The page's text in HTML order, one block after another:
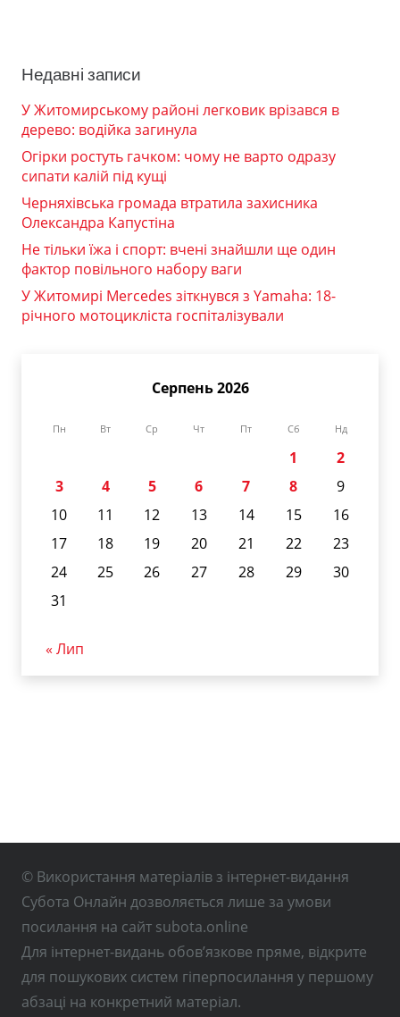
Недавні записи
У Житомирському районі легковик врізався в
дерево: водійка загинула
Огірки ростуть гачком: чому не варто одразу
сипати калій під кущі
Черняхівська громада втратила захисника
Олександра Капустіна
Не тільки їжа і спорт: вчені знайшли ще один
фактор повільного набору ваги
У Житомирі Mercedes зіткнувся з Yamaha: 18-
річного мотоцикліста госпіталізували
Серпень 2026
Пн Вт Ср Чт Пт Сб Нд
1
2
3
4 5 6 7 8
9
10
11 12 13 14 15
16
17
18 19 20 21 22
23
24
25 26 27 28 29
30
31
« Лип
© Використання матеріалів з інтернет-видання
Субота Онлайн дозволяється лише за умови
посилання на сайт subota.online
Для інтернет-видань обов’язкове пряме, відкрите
для пошукових систем гіперпосилання у першому
абзаці на конкретний матеріал.